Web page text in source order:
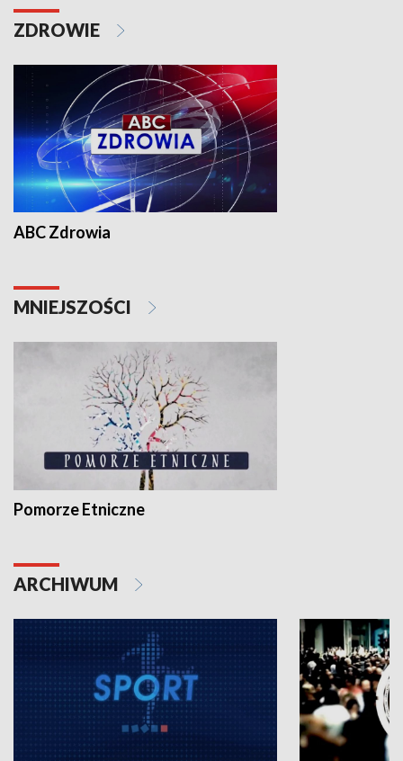
ZDROWIE
ABC Zdrowia
MNIEJSZOŚCI
Pomorze Etniczne
ARCHIWUM